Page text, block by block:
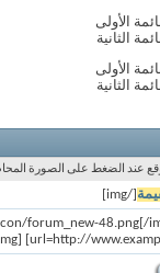
الأولى
الثانية
الأولى
الثانية
عند الضغط على الصورة
[/img]